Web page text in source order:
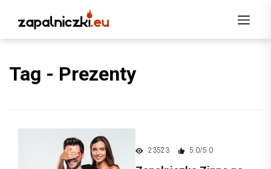
Tag - Prezenty
23523 5.0/5.0